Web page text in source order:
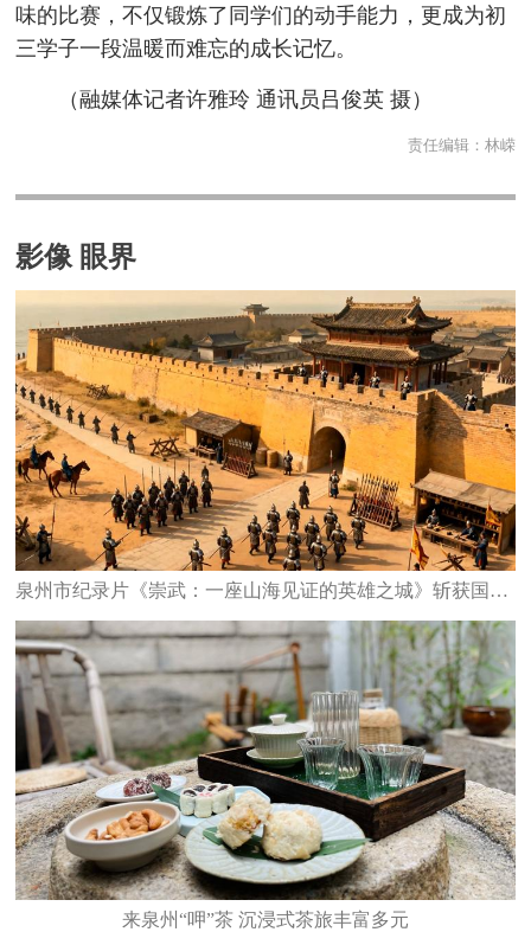
味的比赛，不仅锻炼了同学们的动手能力，更成为初
三学子一段温暖而难忘的成长记忆。
（融媒体记者许雅玲 通讯员吕俊英 摄）
责任编辑： 林嵘
影像 眼界
泉州市纪录片《崇武：一座山海见证的英雄之城》斩获国家级大奖
来泉州“呷”茶 沉浸式茶旅丰富多元